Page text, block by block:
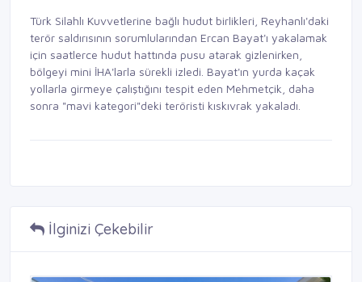
Türk Silahlı Kuvvetlerine bağlı hudut birlikleri, Reyhanlı'daki
terör saldırısının sorumlularından Ercan Bayat'ı yakalamak
için saatlerce hudut hattında pusu atarak gizlenirken,
bölgeyi mini İHA'larla sürekli izledi. Bayat'ın yurda kaçak
yollarla girmeye çalıştığını tespit eden Mehmetçik, daha
sonra "mavi kategori"deki teröristi kıskıvrak yakaladı.
İlginizi Çekebilir